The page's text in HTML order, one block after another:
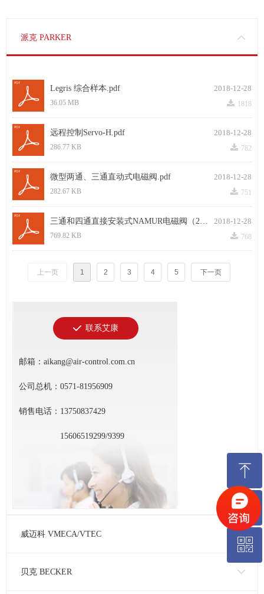
派克 PARKER
2018-12-28
Legris 综合样本.pdf
끂 1818
36.05 MB
2018-12-28
远程控制Servo-H.pdf
끂 782
286.77 KB
2018-12-28
微型两通、三通直动式电磁阀.pdf
끂 751
282.67 KB
2018-12-28
三通和四通直接安装式NAMUR电磁阀（2013.5.10）.pdf
끂 768
769.82 KB
上一页 1 2 3 4 5 下一页
끳 联系艾康
邮箱：aikang@air-control.com.cn
公司总机：0571-81956909
销售电话：13750837429
15606519299/9399
威迈科 VMECA/VTEC
贝克 BECKER
ꁸ
回到顶部
ꂅ
18626899555
ꀥ